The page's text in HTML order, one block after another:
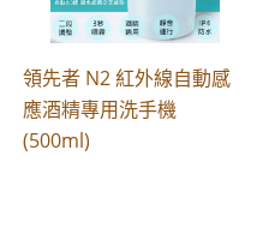
領先者 N2 紅外線自動感
應酒精專用洗手機
(500ml)